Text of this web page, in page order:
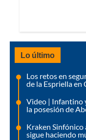
Lo último
Los retos en
de la Espriella en
Video | Infantino
la posesión de
Kraken
sigue haciendo